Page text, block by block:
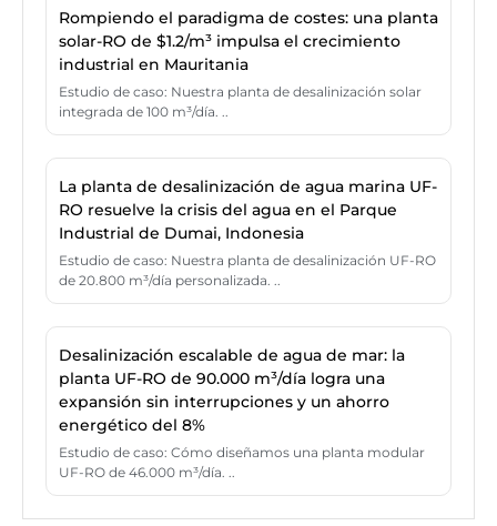
Rompiendo el paradigma de costes: una planta
solar-RO de $1.2/m³ impulsa el crecimiento
industrial en Mauritania
Estudio de caso: Nuestra planta de desalinización solar
integrada de 100 m³/día. ..
La planta de desalinización de agua marina UF-
RO resuelve la crisis del agua en el Parque
Industrial de Dumai, Indonesia
Estudio de caso: Nuestra planta de desalinización UF-RO
de 20.800 m³/día personalizada. ..
Desalinización escalable de agua de mar: la
planta UF-RO de 90.000 m³/día logra una
expansión sin interrupciones y un ahorro
energético del 8%
Estudio de caso: Cómo diseñamos una planta modular
UF-RO de 46.000 m³/día. ..